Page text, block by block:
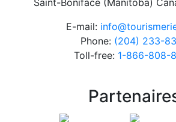
Saint-Boniface (Manitoba)
E-mail:
Phone: (204) 233-
Toll-free: 1-866-808-